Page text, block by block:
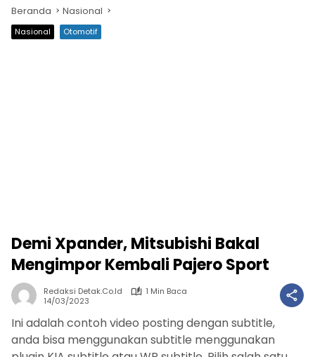
Beranda Nasional
Nasional Otomotif
Demi Xpander, Mitsubishi Bakal
Mengimpor Kembali Pajero Sport
Redaksi Detak.co.id
1 Min Baca
14/03/2023
Ini adalah contoh video posting dengan subtitle,
anda bisa menggunakan subtitle menggunakan